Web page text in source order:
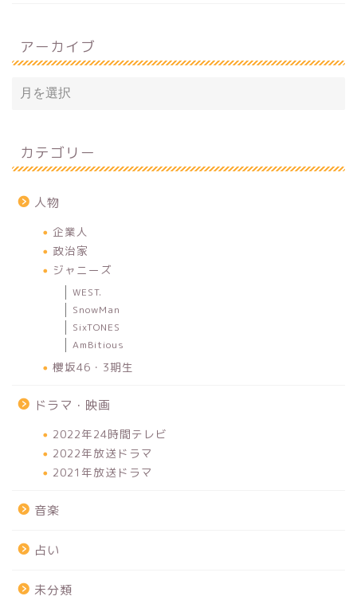
アーカイブ
カテゴリー
人物
企業人
政治家
ジャニーズ
WEST.
SnowMan
SixTONES
AmBitious
櫻坂46・3期生
ドラマ・映画
2022年24時間テレビ
2022年放送ドラマ
2021年放送ドラマ
音楽
占い
未分類